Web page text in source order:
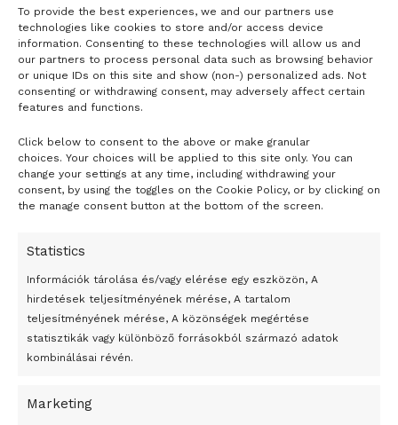
To provide the best experiences, we and our partners use
technologies like cookies to store and/or access device
information. Consenting to these technologies will allow us and
our partners to process personal data such as browsing behavior
or unique IDs on this site and show (non-) personalized ads. Not
consenting or withdrawing consent, may adversely affect certain
features and functions.
Click below to consent to the above or make granular
choices. Your choices will be applied to this site only. You can
change your settings at any time, including withdrawing your
consent, by using the toggles on the Cookie Policy, or by clicking on
the manage consent button at the bottom of the screen.
Statistics
Információk tárolása és/vagy elérése egy eszközön, A
hirdetések teljesítményének mérése, A tartalom
teljesítményének mérése, A közönségek megértése
statisztikák vagy különböző forrásokból származó adatok
kombinálásai révén.
Marketing
- H I R D E T É S -